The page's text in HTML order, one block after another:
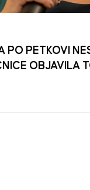
PO PETKOVI
OBJAVILA